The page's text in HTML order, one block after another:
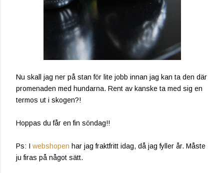
Nu skall jag ner på stan för lite jobb innan jag kan ta den där
promenaden med hundarna. Rent av kanske ta med sig en
termos ut i skogen?!
Hoppas du får en fin söndag!!
Ps: I webshopen har jag fraktfritt idag, då jag fyller år. Måste
ju firas på något sätt.